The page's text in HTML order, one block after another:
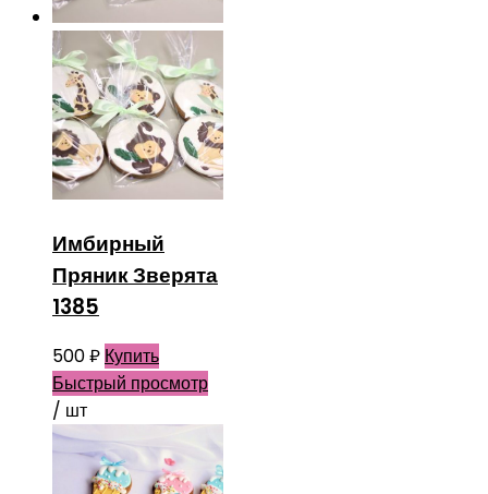
Имбирный
Пряник Зверята
1385
500₽ Купить
Быстрый просмотр
/ шт